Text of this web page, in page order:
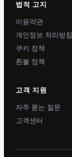
법적 고지
이용약관
개인정보 처리방침
쿠키 정책
환불 정책
고객 지원
자주 묻는 질문
고객센터